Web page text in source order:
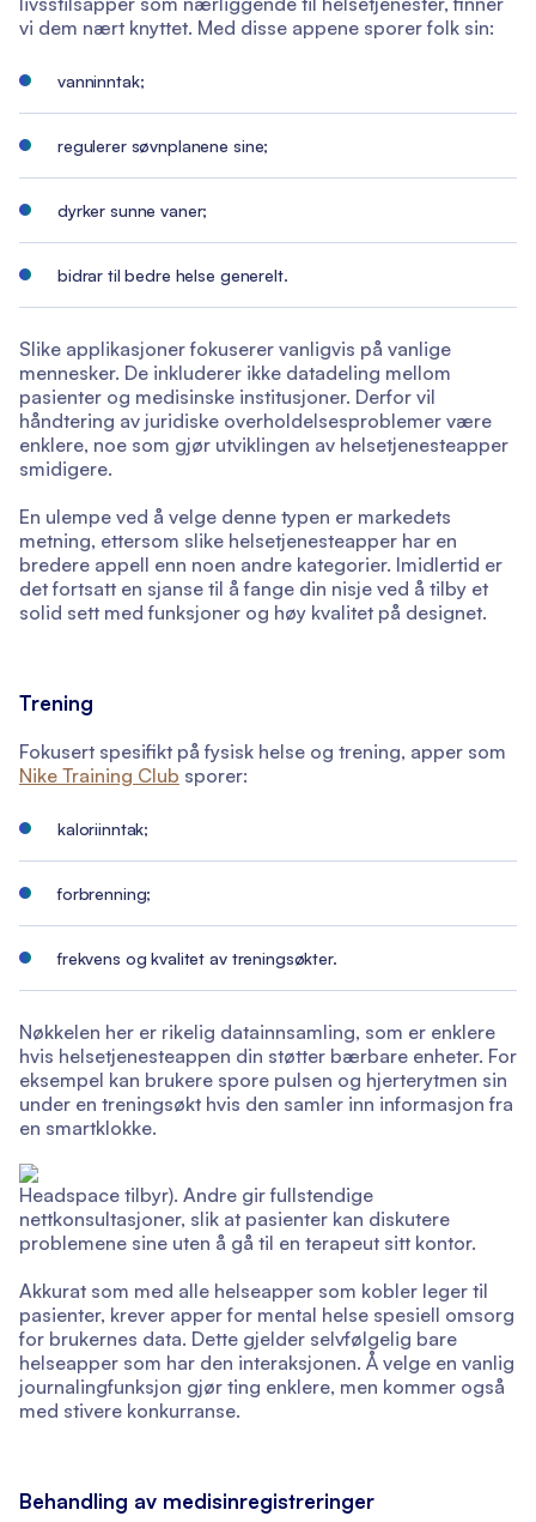
vi dem nært knyttet. Med disse appene sporer folk sin:
vanninntak;
regulerer søvnplanene sine;
dyrker sunne vaner;
bidrar til bedre helse generelt.
Slike applikasjoner fokuserer vanligvis på vanlige
mennesker. De inkluderer ikke datadeling mellom
pasienter og medisinske institusjoner. Derfor vil
håndtering av juridiske overholdelsesproblemer være
enklere, noe som gjør utviklingen av helsetjenesteapper
smidigere.
En ulempe ved å velge denne typen er markedets
metning, ettersom slike helsetjenesteapper har en
bredere appell enn noen andre kategorier. Imidlertid er
det fortsatt en sjanse til å fange din nisje ved å tilby et
solid sett med funksjoner og høy kvalitet på designet.
Trening
Fokusert spesifikt på fysisk helse og trening, apper som
Nike Training Club sporer:
kaloriinntak;
forbrenning;
frekvens og kvalitet av treningsøkter.
Nøkkelen her er rikelig datainnsamling, som er enklere
hvis helsetjenesteappen din støtter bærbare enheter. For
eksempel kan brukere spore pulsen og hjerterytmen sin
under en treningsøkt hvis den samler inn informasjon fra
en smartklokke.
Headspace tilbyr). Andre gir fullstendige
nettkonsultasjoner, slik at pasienter kan diskutere
problemene sine uten å gå til en terapeut sitt kontor.
Akkurat som med alle helseapper som kobler leger til
pasienter, krever apper for mental helse spesiell omsorg
for brukernes data. Dette gjelder selvfølgelig bare
helseapper som har den interaksjonen. Å velge en vanlig
journalingfunksjon gjør ting enklere, men kommer også
med stivere konkurranse.
Behandling av medisinregistreringer